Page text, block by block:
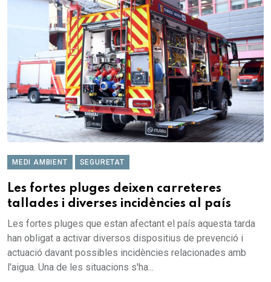
MEDI AMBIENT SEGURETAT
Les fortes pluges deixen carreteres
tallades i diverses incidències al país
Les fortes pluges que estan afectant el país aquesta tarda
han obligat a activar diversos dispositius de prevenció i
actuació davant possibles incidències relacionades amb
l'aigua. Una de les situacions s'ha...